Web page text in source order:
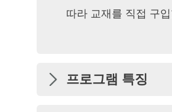
따라 교재를 직접 구
프로그램 특징